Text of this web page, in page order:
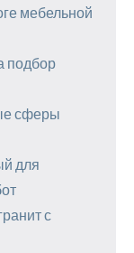
мебельной
подбор
сферы
для
с